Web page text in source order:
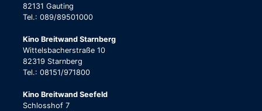
82131 Gauting
Tel.: 089/89501000
Kino Breitwand Starnberg
Wittelsbacherstraße 10
82319 Starnberg
Tel.: 08151/971800
Kino Breitwand Seefeld
Schlosshof 7